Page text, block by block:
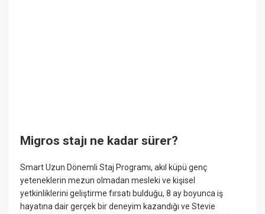
Migros stajı ne kadar sürer?
Smart Uzun Dönemli Staj Programı, akıl küpü genç
yeteneklerin mezun olmadan mesleki ve kişisel
yetkinliklerini geliştirme fırsatı bulduğu, 8 ay boyunca iş
hayatına dair gerçek bir deneyim kazandığı ve Stevie